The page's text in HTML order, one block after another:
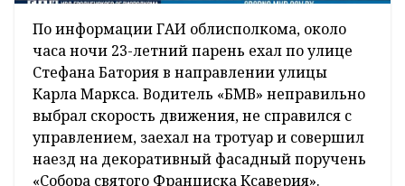
По информации ГАИ облисполкома, около
часа ночи 23-летний парень ехал по улице
Стефана Батория в направлении улицы
Карла Маркса. Водитель «БМВ» неправильно
выбрал скорость движения, не справился с
управлением, заехал на тротуар и совершил
наезд на декоративный фасадный поручень
«Собора святого Франциска Ксаверия».